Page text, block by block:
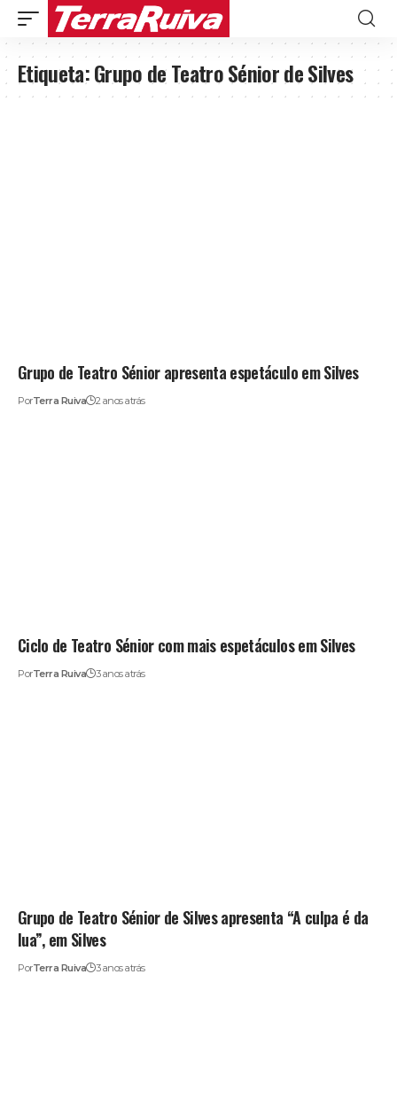
Etiqueta:Grupo de Teatro Sénior de Silves
Grupo de Teatro Sénior apresenta espetáculo em Silves
PorTerra Ruiva 2 anos atrás
Ciclo de Teatro Sénior com mais espetáculos em Silves
PorTerra Ruiva 3 anos atrás
Grupo de Teatro Sénior de Silves apresenta “A culpa é da
lua”, em Silves
PorTerra Ruiva 3 anos atrás